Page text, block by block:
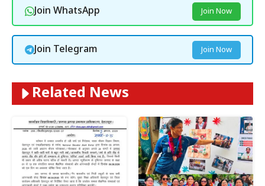
Join WhatsApp Join Now
Join Telegram Join Now
Related News